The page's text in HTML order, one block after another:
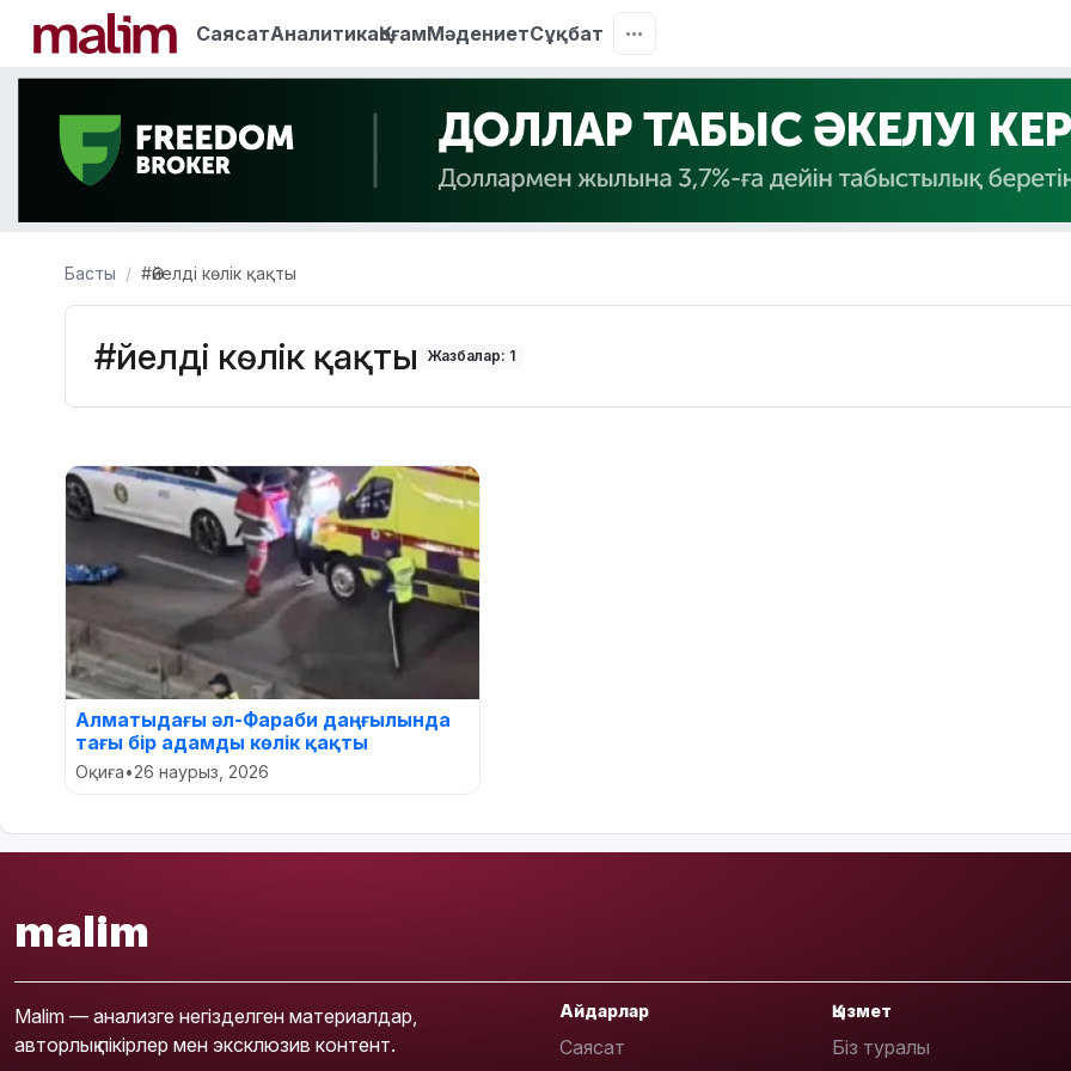
СаясатАналитикаҚоғамМәдениетСұқбат
Басты #Әйелді көлік қақты
#Әйелді көлік қақты Жазбалар: 1
Алматыдағы әл-Фараби даңғылында
тағы бір адамды көлік қақты
Оқиға•26 наурыз, 2026
malim
Malim — анализге негізделген материалдар,
авторлық пікірлер мен эксклюзив контент.
Айдарлар
Саясат
Қызмет
Біз туралы